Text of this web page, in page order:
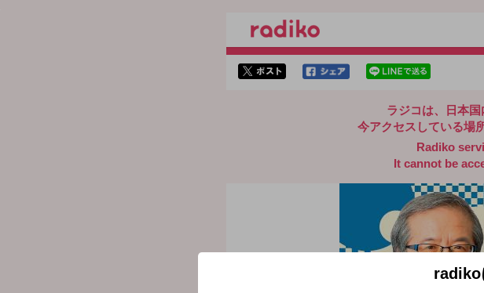
ラジコは、日本国
今アクセスしている場
Radiko
It cannot be
radiko